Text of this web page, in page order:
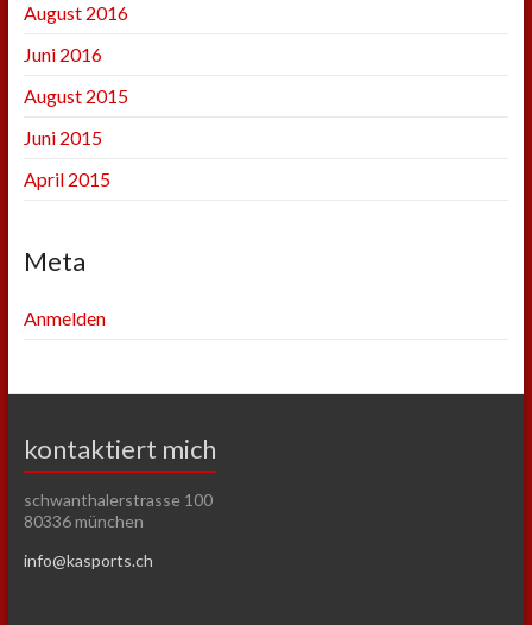
August 2016
Juni 2016
August 2015
Juni 2015
April 2015
Meta
Anmelden
kontaktiert mich
schwanthalerstrasse 100
80336 münchen
info@kasports.ch